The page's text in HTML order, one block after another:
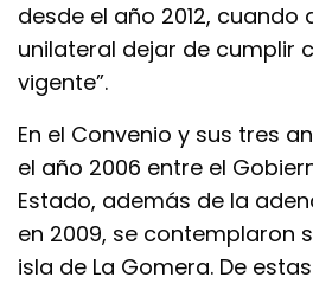
desde el año 2012,
unilateral dejar de cumplir
vigente”.
En el Convenio y sus tres
el año 2006 entre el
Estado, además de la
en 2009, se contemplaron
isla de La Gomera. De